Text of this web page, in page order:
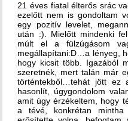
21 éves fiatal élterős srác
ezelőtt nem is gondoltam
egy pozitív levelet,
után :). Mielőtt mindenki
múlt el a fülzúgásom
megállapítani:D…a lényeg,
hogy kicsit több. Igazából
szeretnék, mert talán már
történtekből…tehát jött ez
hasonlít, úgygondolom
amit úgy érzékeltem, hogy
a tévé, konkrétan